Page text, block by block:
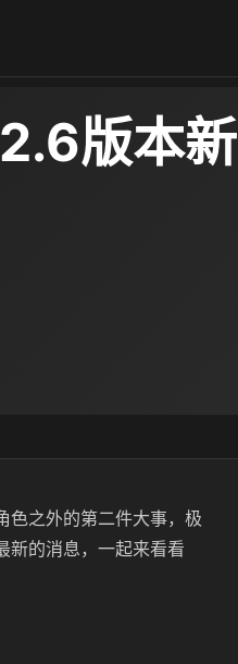
版本新
色之外的第二件大事，极
新的消息，一起来看看